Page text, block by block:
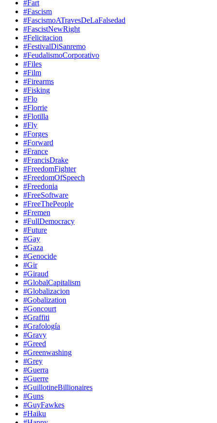
#Fart
#Fascism
#FascismoATravesDeLaFalsedad
#FascistNewRight
#Felicitacion
#FestivalDiSanremo
#FeudalismoCorporativo
#Files
#Film
#Firearms
#Fisking
#Flo
#Florrie
#Flotilla
#Fly
#Forges
#Forward
#France
#FrancisDrake
#FreedomFighter
#FreedomOfSpeech
#Freedonia
#FreeSoftware
#FreeThePeople
#Fremen
#FullDemocracy
#Future
#Gay
#Gaza
#Genocide
#Gir
#Giraud
#GlobalCapitalism
#Globalizacion
#Gobalization
#Goncourt
#Graffiti
#Grafología
#Gravy
#Greed
#Greenwashing
#Grey
#Guerra
#Guerre
#GuillotineBillionaires
#Guns
#GuyFawkes
#Haiku